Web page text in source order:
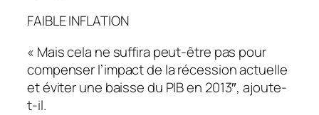
FAIBLE INFLATION
« Mais cela ne suffira peut-être pas pour
compenser l’impact de la récession actuelle
et éviter une baisse du PIB en 2013″, ajoute-
t-il.